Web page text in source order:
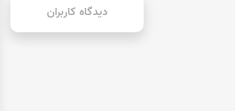
دیدگاه کاربران